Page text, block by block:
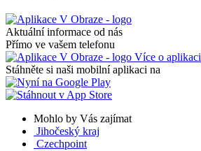
Aktuální informace od nás
Přímo ve vašem telefonu
Více o aplikaci
Stáhněte si naši mobilní aplikaci na
Mohlo by Vás zajímat
Jihočeský kraj
Czechpoint